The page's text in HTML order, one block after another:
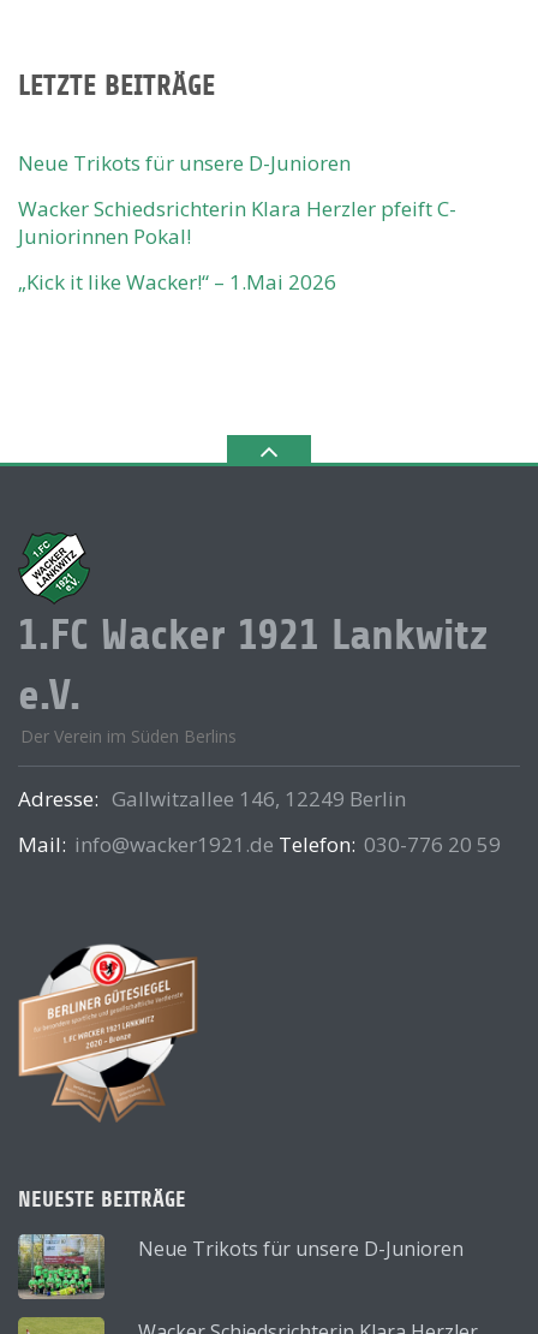
LETZTE BEITRÄGE
Neue Trikots für unsere D-Junioren
Wacker Schiedsrichterin Klara Herzler pfeift C-
Juniorinnen Pokal!
„Kick it like Wacker!“ – 1.Mai 2026
1.FC Wacker 1921 Lankwitz
e.V.
Der Verein im Süden Berlins
Adresse: Gallwitzallee 146, 12249 Berlin
Mail: info@wacker1921.de Telefon: 030-776 20 59
NEUESTE BEITRÄGE
Neue Trikots für unsere D-Junioren